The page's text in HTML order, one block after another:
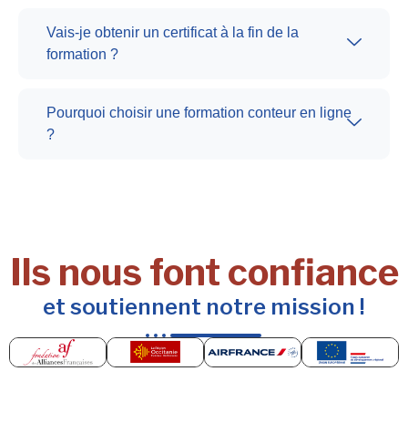
Vais-je obtenir un certificat à la fin de la
formation ?
Pourquoi choisir une formation conteur en ligne
?
Ils nous font confiance
et soutiennent notre mission !